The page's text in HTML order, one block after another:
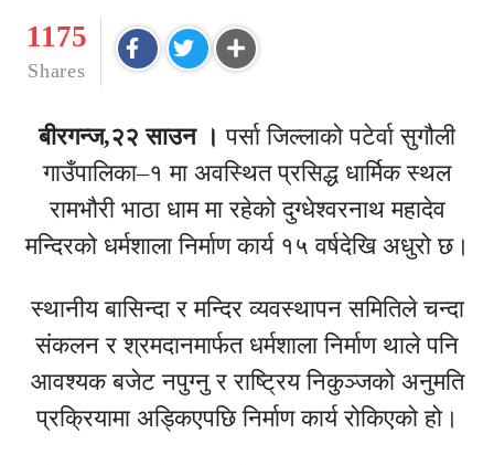
1175
Shares
बीरगन्ज,२२ साउन । पर्सा जिल्लाको पटेर्वा सुगौली
गाउँपालिका–१ मा अवस्थित प्रसिद्ध धार्मिक स्थल
रामभौरी भाठा धाम मा रहेको दुग्धेश्वरनाथ महादेव
मन्दिरको धर्मशाला निर्माण कार्य १५ वर्षदेखि अधुरो छ।
स्थानीय बासिन्दा र मन्दिर व्यवस्थापन समितिले चन्दा
संकलन र श्रमदानमार्फत धर्मशाला निर्माण थाले पनि
आवश्यक बजेट नपुग्नु र राष्ट्रिय निकुञ्जको अनुमति
प्रक्रियामा अड्किएपछि निर्माण कार्य रोकिएको हो।